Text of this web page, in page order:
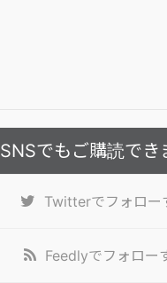
SNSでもご購読でき
Twitterでフォロー
Feedlyでフォロー